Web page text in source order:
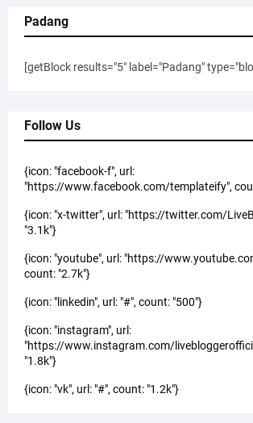
Padang
[getBlock results="5" label="Padang"
Follow Us
{icon: "facebook-f", url:
"https://www.facebook.com/templateify",
{icon: "x-twitter", url: "https://twitter.com/
"3.1k"}
{icon: "youtube", url: "https://
count: "2.7k"}
{icon: "linkedin", url: "#", count: "500"}
{icon: "instagram", url:
"https://www.instagram.com/
"1.8k"}
{icon: "vk", url: "#", count: "1.2k"}